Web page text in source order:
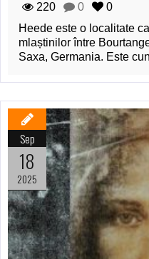
220
0
0
Heede este o localitate
mlaștinilor între
Saxa, Germania. Este
Sep
18
2025